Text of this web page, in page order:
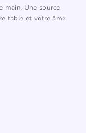
main. Une source
table et votre âme.